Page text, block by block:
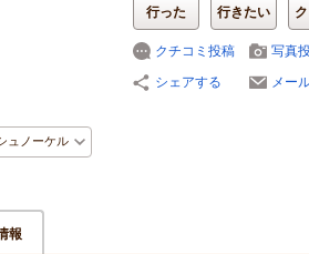
ュノーケル
行った 行きたい
クチコミ投稿
写真
シェアする
メー
報